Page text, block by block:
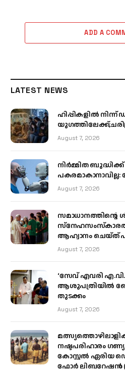
ADD A
LATEST NEWS
ഹിപ്പികളില്‍ നിന്ന്
August 7, 2026
നിർമ്മിത
August 7, 2026
സമാധാനത്തിന്റെ
ആഹ്വാനം ചെയ്ത്
August 7, 2026
‘സേവ് എവരി
ആശുപത്രിയിൽ
തുടക്കം
August 7, 2026
നഷ്ടപരിഹാരം
കോസ്റ്റല്‍ ഏരിയ
ഫോര്‍ ലിബറേഷന്‍